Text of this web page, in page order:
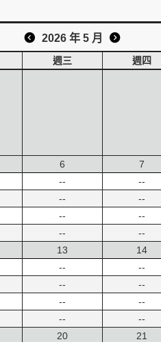
2026 年 5 月
週三 週四
6
--
--
--
--
7
--
--
--
--
13
--
--
--
--
14
--
--
--
--
20
21